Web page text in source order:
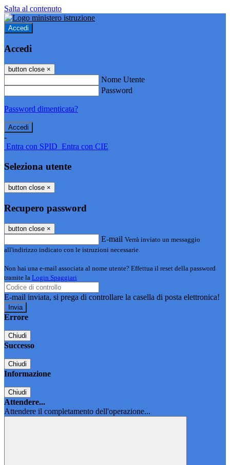
Salta al contenuto
Accedi
Accedi
button close ×
Nome Utente
Password
Password dimenticata?
-
Entra con SPID Entra con CIE
Seleziona utente
button close ×
Recupero password
button close ×
E-mail Verrà inviato un messaggio
all'indirizzo indicato con le istruzioni necessarie.
Non hai una e-mail associata al nome utente? Effettua il reset della password
tramite la Login Spaggiari
E-mail inviata, si prega di controllare la casella di posta elettronica!
Errore
Chiudi
Successo
Chiudi
Informazione
Chiudi
Attendere...
Attendere il completamento dell'operazione...